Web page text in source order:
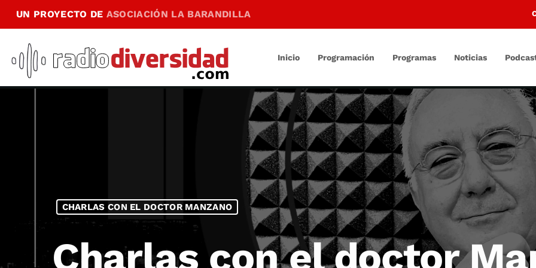
UN PROYECTO DE ASOCIACIÓN LA BARANDILLA
Inicio Programación Programas Noticias
CHARLAS CON EL DOCTOR MANZANO
Charlas con el doctor